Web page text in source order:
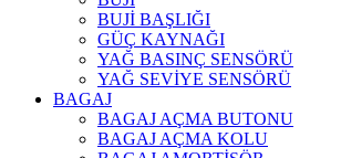
BUJİ BAŞLIĞI
GÜÇ KAYNAĞI
YAĞ BASINÇ SENSÖRÜ
YAĞ SEVİYE SENSÖRÜ
BAGAJ
BAGAJ AÇMA BUTONU
BAGAJ AÇMA KOLU